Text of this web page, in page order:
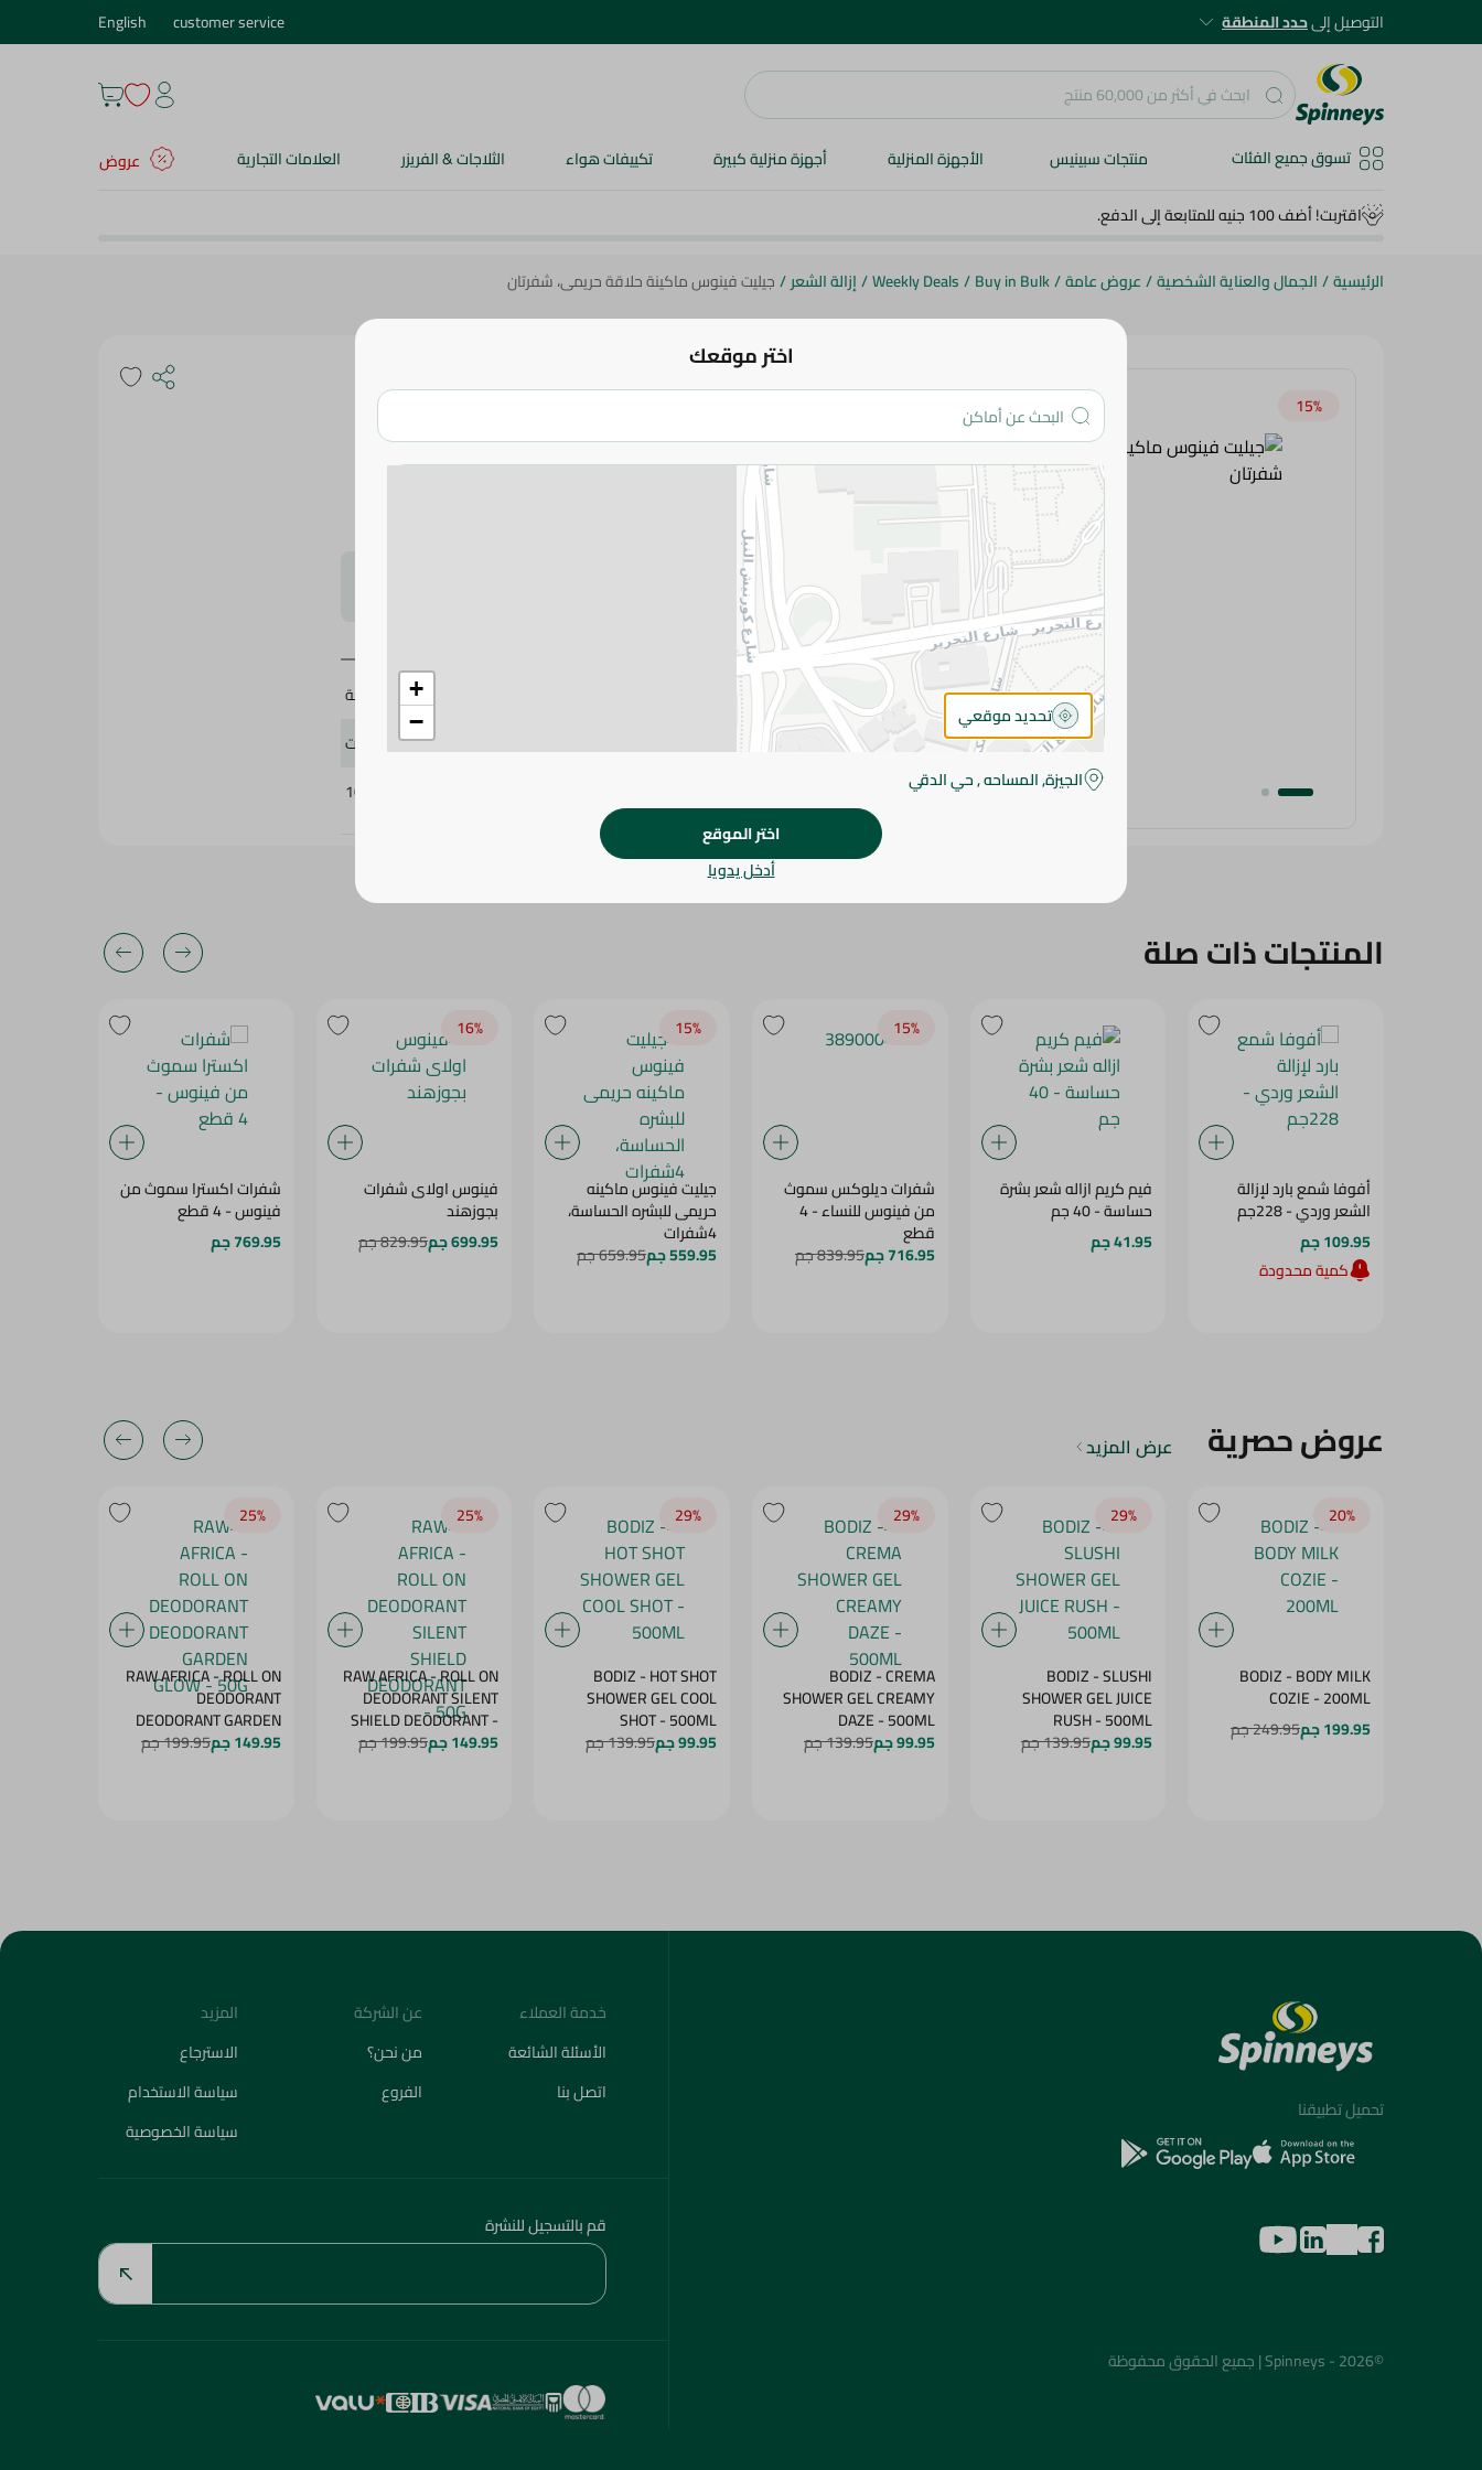
التوصيل إلىحدد المنطقة customer service
English
تسوق جميع الفئات منتجات سبينيس الأجهزة المنزلية أجهزة منزلية كبيرة تكييفات هواء الثلاجات & الفريزر العلامات التجارية
عروض
اقتربت! أضف 100 جنيه للمتابعة إلى الدفع.
الرئيسية/الجمال والعناية الشخصية/عروض عامة/
Buy in Bulk
/
Weekly Deals
/إزالة الشعر/جيليت فينوس ماكينة حلاقة حريمى، شفرتان
15‎%‎ جيليت فينوس ماكينة حلاقة حريمى، شفرتان
354.95 جم 419.95 جم
يرجى الملاحظة:
طفيف. قد يتغير التعبئة بناءً على التوفر.
المواصفات
الكمية
براند
جيليت
109494
المنتجات ذات صلة
أفوفا شمع بارد لإزالة
الشعر وردي - 228جم
109.95 جم
كمية محدودة
فيم كريم ازاله شعر بشرة
حساسة - 40 جم
41.95 جم
15‎%‎
شفرات ديلوكس سموث
من فينوس للنساء - 4
قطع
716.95 جم 839.95 جم
15‎%‎
جيليت فينوس ماكينه
حريمى للبشره الحساسة،
4شفرات
559.95 جم 659.95 جم
16‎%‎
فينوس اولاى شفرات
بجوزهند
699.95 جم
829.95 جم
شفرات اكسترا سموث من
فينوس - 4 قطع
769.95 جم
عروض حصرية عرض المزيد
20‎%‎
BODIZ - BODY MILK
COZIE - 200ML
199.95 جم
249.95 جم
29‎%‎
BODIZ - SLUSHI
SHOWER GEL JUICE
RUSH - 500ML
99.95 جم 139.95 جم
29‎%‎
BODIZ - CREMA
SHOWER GEL CREAMY
DAZE - 500ML
99.95 جم 139.95 جم
29‎%‎
BODIZ - HOT SHOT
SHOWER GEL COOL
SHOT - 500ML
99.95 جم 139.95 جم
25‎%‎
RAW AFRICA - ROLL ON
DEODORANT SILENT
SHIELD DEODORANT -
50G
149.95 جم 199.95 جم
25‎%‎
RAW AFRICA - ROLL ON
DEODORANT
DEODORANT GARDEN
GLOW - 50G
149.95 جم 199.95 جم
اختر موقعك
+
−
تحديد موقعي
الجيزة, المساحه , حي الدقي
اختر الموقع
أدخل يدويا
تحميل تطبيقنا
©2026 - Spinneys | جميع الحقوق محفوظة
خدمة العملاء
الأسئلة الشائعة
اتصل بنا
عن الشركة
من نحن؟
الفروع
المزيد
الاسترجاع
سياسة الاستخدام
سياسة الخصوصية
قم بالتسجيل للنشرة